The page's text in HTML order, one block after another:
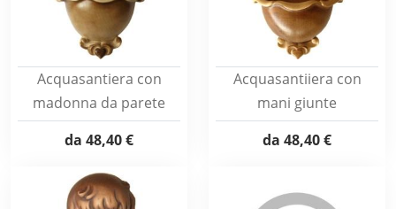
Acquasantiera con
madonna da parete
da 48,40 €
Acquasantiiera con
mani giunte
da 48,40 €